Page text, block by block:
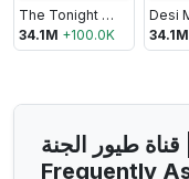
The Tonight Show Starring Jimmy Fallon
34.1M +100.0K
34.1M
قناة طيور الجنة | toyoraljanahtv
Frequently